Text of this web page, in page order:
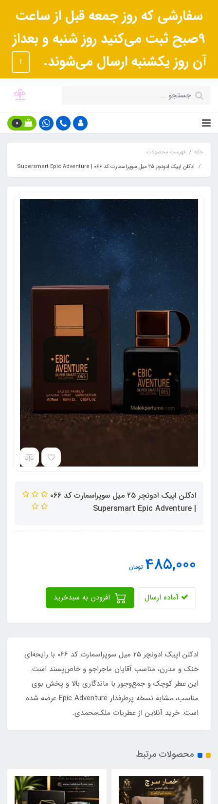
سفارشی که روز جمعه قبل از ساعت
9صبح ثبت می‌کنید روز شنبه و بعداز
آن روز یکشنبه ارسال می‌شوند.
ا
0
خانه
فهرست محصولات
ادکلن اپیک ادونچر ۲۵ میل سوپراسمارت کد 066 | Supersmart Epic Adventure
ادکلن اپیک ادونچر ۲۵ میل سوپراسمارت کد 066
| Supersmart Epic Adventure
485,000 تومان
آماده ارسال
ادکلن اپیک ادونچر ۲۵ میل سوپراسمارت کد 066 با رایحه‌ای
خنک و مدرن، مناسب آقایان ماجراجو و خاص‌پسند است.
این عطر کوچک و جمع‌وجور با ماندگاری بالا و پخش بوی
مناسب، مشابه نسخه پرطرفدار Epic Adventure عرضه شده
است. خرید آنلاین از عطریات ملک‌محمدی.
محصولات مرتبط